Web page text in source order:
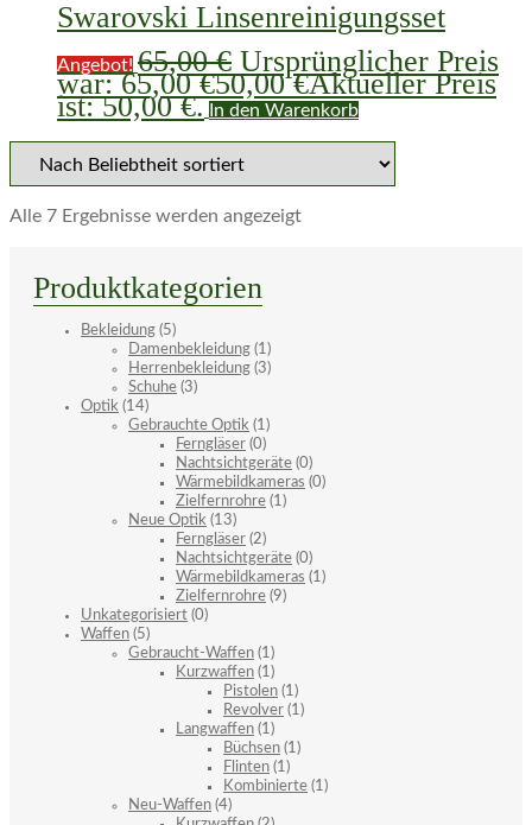
Swarovski Linsenreinigungsset
Angebot! 65,00€ Ursprünglicher Preis
war: 65,00 €50,00€Aktueller Preis
ist: 50,00 €. In den Warenkorb
Alle 7 Ergebnisse werden angezeigt
Produktkategorien
Bekleidung (5)
Damenbekleidung (1)
Herrenbekleidung (3)
Schuhe (3)
Optik (14)
Gebrauchte Optik (1)
Ferngläser (0)
Nachtsichtgeräte (0)
Wärmebildkameras (0)
Zielfernrohre (1)
Neue Optik (13)
Ferngläser (2)
Nachtsichtgeräte (0)
Wärmebildkameras (1)
Zielfernrohre (9)
Unkategorisiert (0)
Waffen (5)
Gebraucht-Waffen (1)
Kurzwaffen (1)
Pistolen (1)
Revolver (1)
Langwaffen (1)
Büchsen (1)
Flinten (1)
Kombinierte (1)
Neu-Waffen (4)